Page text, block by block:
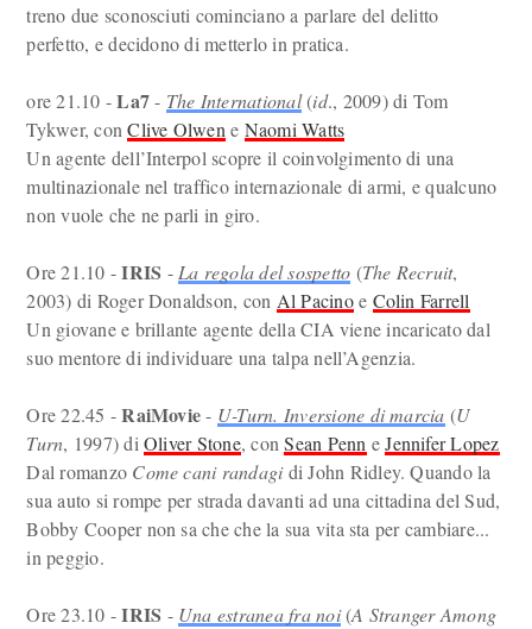
treno due sconosciuti cominciano a parlare del delitto
perfetto, e decidono di metterlo in pratica.
ore 21.10 -La7- The International(id., 2009) di Tom
Tykwer, conClive Olwen e Naomi Watts
Un agente dell’Interpol scopre il coinvolgimento di una
multinazionale nel traffico internazionale di armi, e qualcuno
non vuole che ne parli in giro.
Ore 21.10 -IRIS - La regola del sospetto (The Recruit,
2003) di Roger Donaldson, con Al Pacinoe Colin Farrell
Un giovane e brillante agente della CIA viene incaricato dal
suo mentore di individuare una talpa nell’Agenzia.
Ore 22.45 -RaiMovie- U-Turn. Inversione di marcia (U
Turn, 1997) diOliver Stone, conSean Penn eJennifer Lopez
Dal romanzo Come cani randagidi John Ridley. Quando la
sua auto si rompe per strada davanti ad una cittadina del Sud,
Bobby Cooper non sa che che la sua vita sta per cambiare...
in peggio.
Ore 23.10 -IRIS - Una estranea fra noi(A Stranger Among